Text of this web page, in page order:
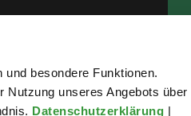
besondere Funktionen.
unseres Angebots über
Datenschutzerklärung |